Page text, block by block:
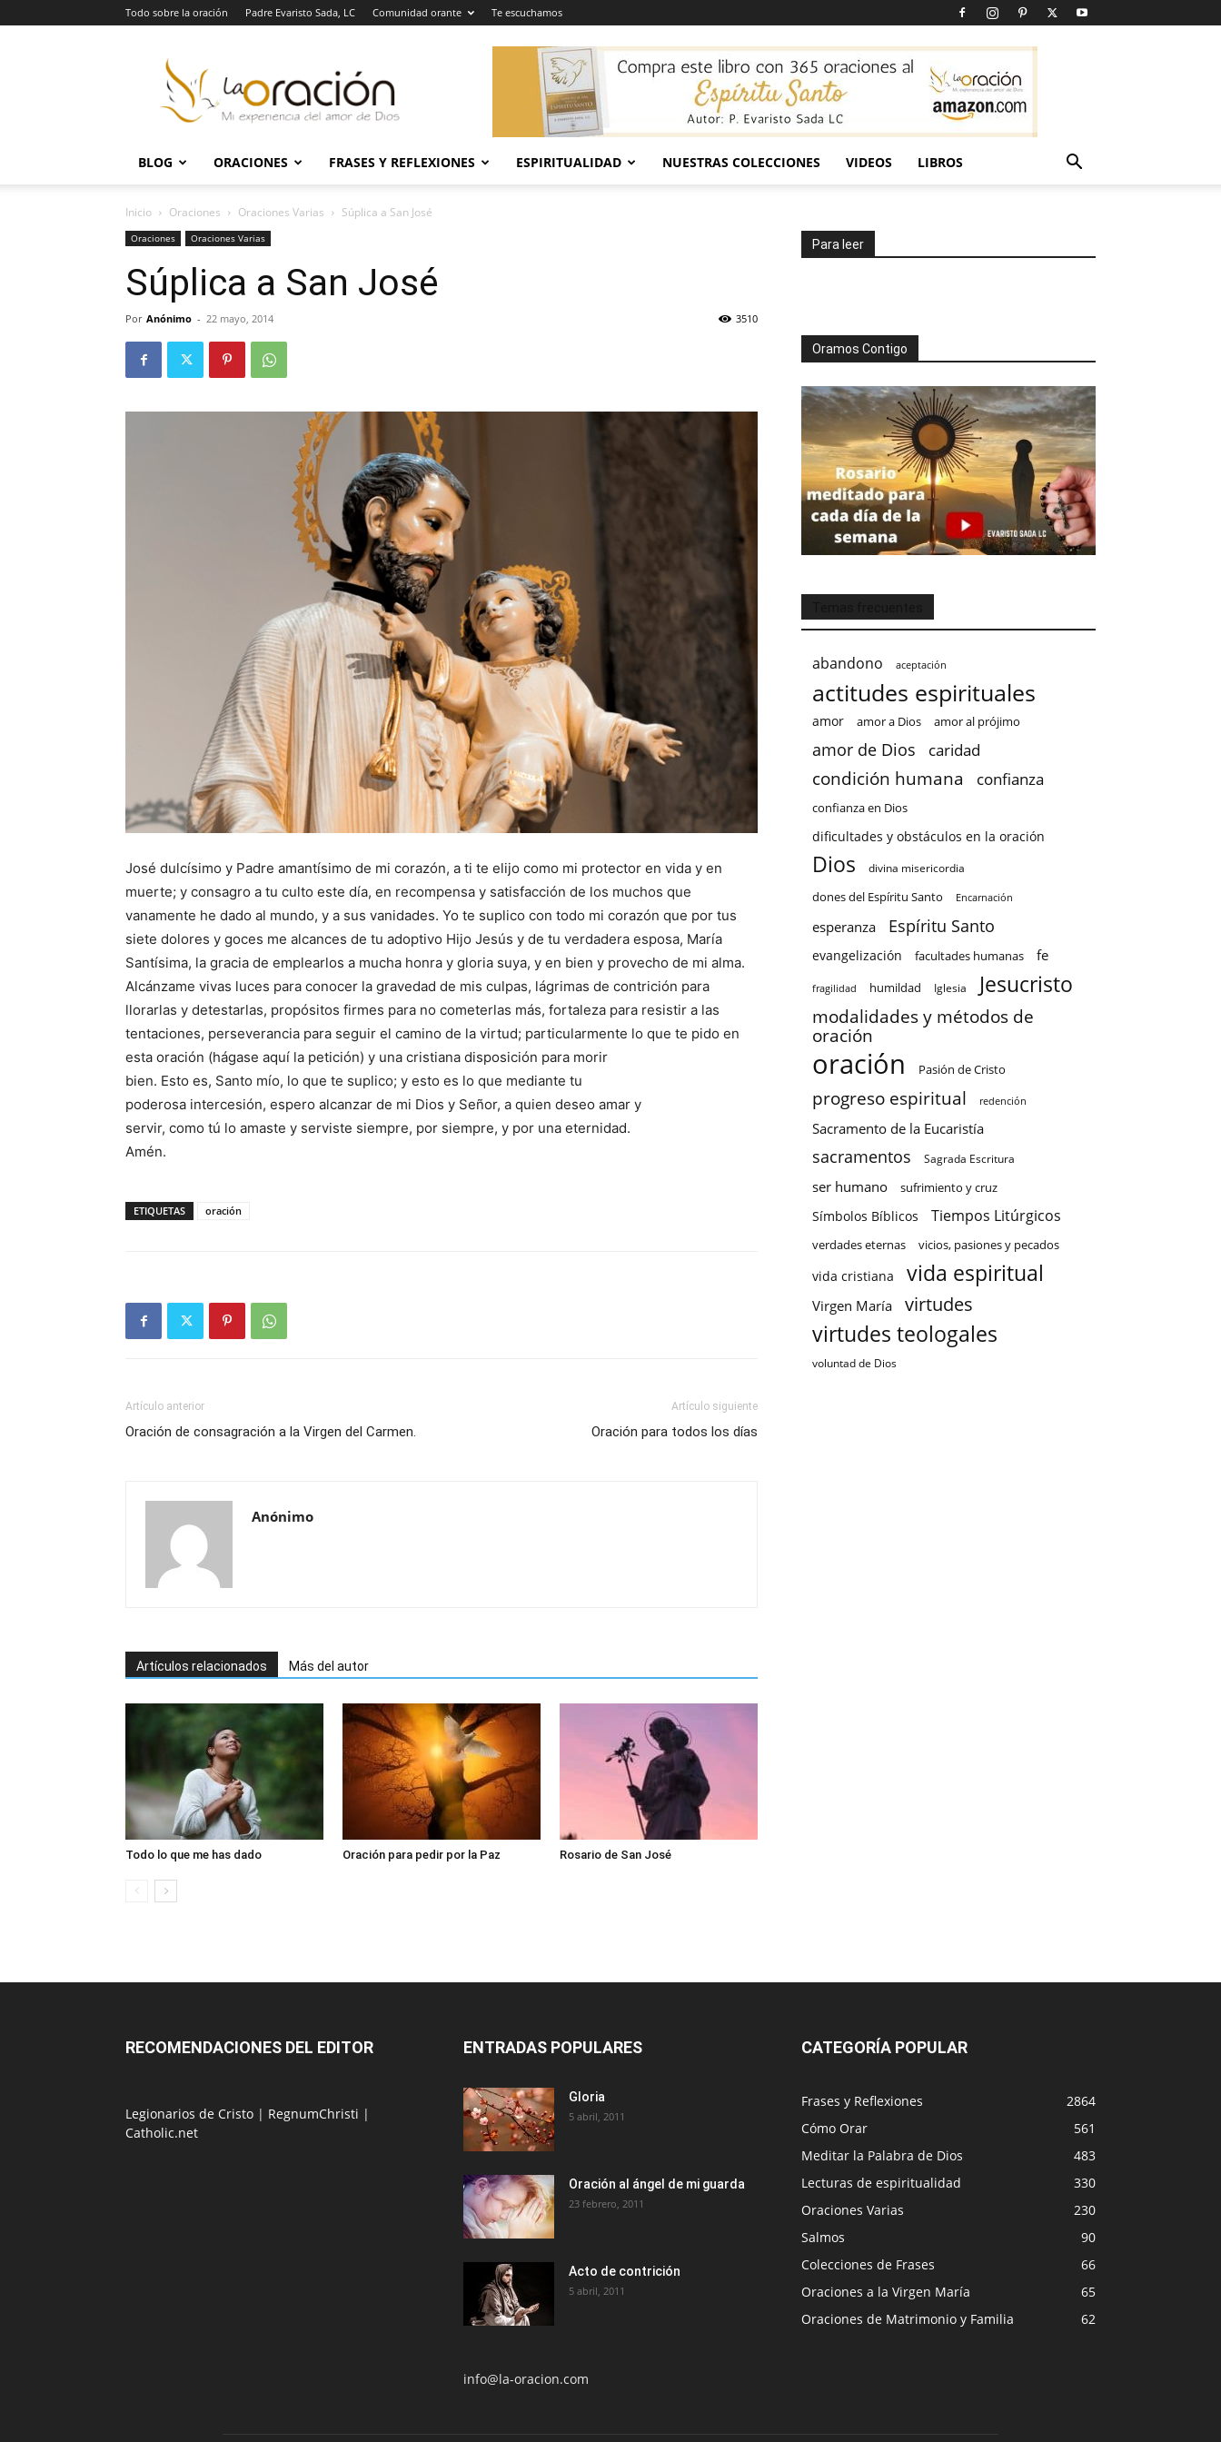
Todo sobre la oración Padre Evaristo Sada, LC Comunidad orante Te escuchamos
Oración
BLOG ORACIONES FRASES Y REFLEXIONES ESPIRITUALIDAD NUESTRAS COLECCIONES VIDEOS LIBROS
Inicio Oraciones Oraciones Varias Súplica a San José
Oraciones Oraciones Varias
Súplica a San José
Por Anónimo - 22 mayo, 2014 3510
José dulcísimo y Padre amantísimo de mi corazón, a ti te elijo como mi protector en vida y en
muerte; y consagro a tu culto este día, en recompensa y satisfacción de los muchos que
vanamente he dado al mundo, y a sus vanidades. Yo te suplico con todo mi corazón que por tus
siete dolores y goces me alcances de tu adoptivo Hijo Jesús y de tu verdadera esposa, María
Santísima, la gracia de emplearlos a mucha honra y gloria suya, y en bien y provecho de mi alma.
Alcánzame vivas luces para conocer la gravedad de mis culpas, lágrimas de contrición para
llorarlas y detestarlas, propósitos firmes para no cometerlas más, fortaleza para resistir a las
tentaciones, perseverancia para seguir el camino de la virtud; particularmente lo que te pido en
esta oración (hágase aquí la petición) y una cristiana disposición para morir
bien. Esto es, Santo mío, lo que te suplico; y esto es lo que mediante tu
poderosa intercesión, espero alcanzar de mi Dios y Señor, a quien deseo amar y
servir, como tú lo amaste y serviste siempre, por siempre, y por una eternidad.
Amén.
ETIQUETAS oración
Artículo anterior
Oración de consagración a la Virgen del Carmen.
Artículo siguiente
Oración para todos los días
Anónimo
Artículos relacionados Más del autor
Todo lo que me has dado Oración para pedir por la Paz Rosario de San José
Para leer
Oramos Contigo
abandono aceptación
actitudes espirituales
amor amor a Dios amor al prójimo
amor de Dios caridad
condición humana confianza
confianza en Dios
dificultades y obstáculos en la oración
Dios divina misericordia
dones del Espíritu Santo Encarnación
esperanza Espíritu Santo
evangelización facultades humanas fe
fragilidad humildad Iglesia Jesucristo
modalidades y métodos de
oración
oración Pasión de Cristo
progreso espiritual redención
Sacramento de la Eucaristía
sacramentos Sagrada Escritura
ser humano sufrimiento y cruz
Símbolos Bíblicos Tiempos Litúrgicos
verdades eternas vicios, pasiones y pecados
vida cristiana vida espiritual
Virgen María virtudes
virtudes teologales
voluntad de Dios
RECOMENDACIONES DEL EDITOR
Legionarios de Cristo | RegnumChristi |
Catholic.net
ENTRADAS POPULARES
Gloria
5 abril, 2011
Oración al ángel de mi guarda
23 febrero, 2011
Acto de contrición
5 abril, 2011
info@la-oracion.com
CATEGORÍA POPULAR
Frases y Reflexiones
2864
Cómo Orar
561
Meditar la Palabra de Dios
483
Lecturas de espiritualidad
330
Oraciones Varias
230
Salmos
90
Colecciones de Frases
66
Oraciones a la Virgen María
65
Oraciones de Matrimonio y Familia
62